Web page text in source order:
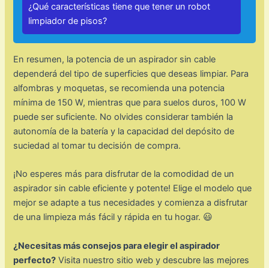
¿Qué características tiene que tener un robot
limpiador de pisos?
En resumen, la potencia de un aspirador sin cable
dependerá del tipo de superficies que deseas limpiar. Para
alfombras y moquetas, se recomienda una potencia
mínima de 150 W, mientras que para suelos duros, 100 W
puede ser suficiente. No olvides considerar también la
autonomía de la batería y la capacidad del depósito de
suciedad al tomar tu decisión de compra.
¡No esperes más para disfrutar de la comodidad de un
aspirador sin cable eficiente y potente! Elige el modelo que
mejor se adapte a tus necesidades y comienza a disfrutar
de una limpieza más fácil y rápida en tu hogar. 😃
¿Necesitas más consejos para elegir el aspirador
perfecto? Visita nuestro sitio web y descubre las mejores